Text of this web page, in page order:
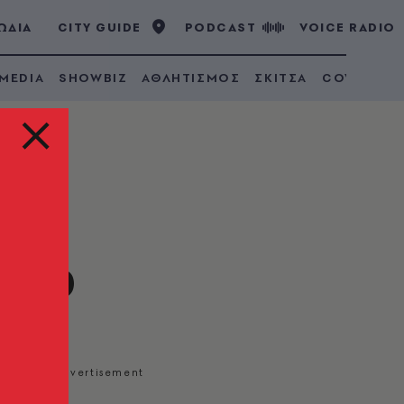
CITY GUIDE PODCAST VOICE RADIO
SHOWBIZ ΑΘΛΗΤΙΣΜΟΣ ΣΚΙΤΣΑ COVID 19